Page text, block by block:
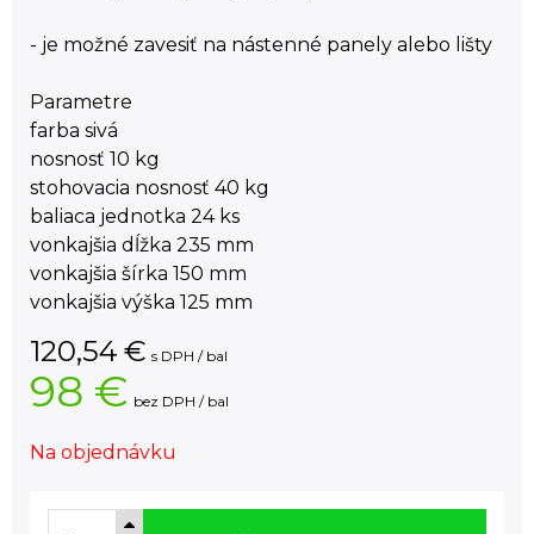
- je možné zavesiť na nástenné panely alebo lišty
Parametre
farba sivá
nosnosť 10 kg
stohovacia nosnosť 40 kg
baliaca jednotka 24 ks
vonkajšia dĺžka 235 mm
vonkajšia šírka 150 mm
vonkajšia výška 125 mm
120,54 € s DPH / bal
98 € bez DPH / bal
Na objednávku